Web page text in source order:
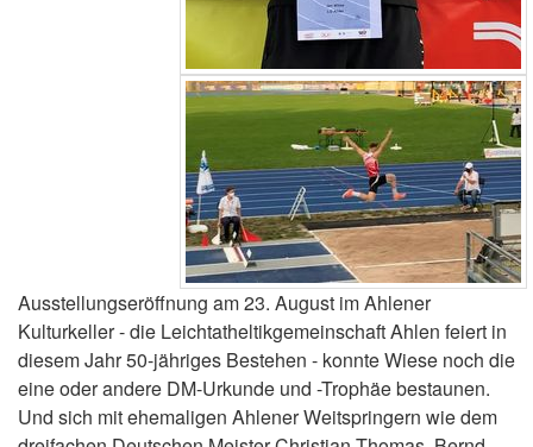
Ausstellungseröffnung am 23. August im Ahlener
Kulturkeller - die Leichtatheltikgemeinschaft Ahlen feiert in
diesem Jahr 50-jähriges Bestehen - konnte Wiese noch die
eine oder andere DM-Urkunde und -Trophäe bestaunen.
Und sich mit ehemaligen Ahlener Weitspringern wie dem